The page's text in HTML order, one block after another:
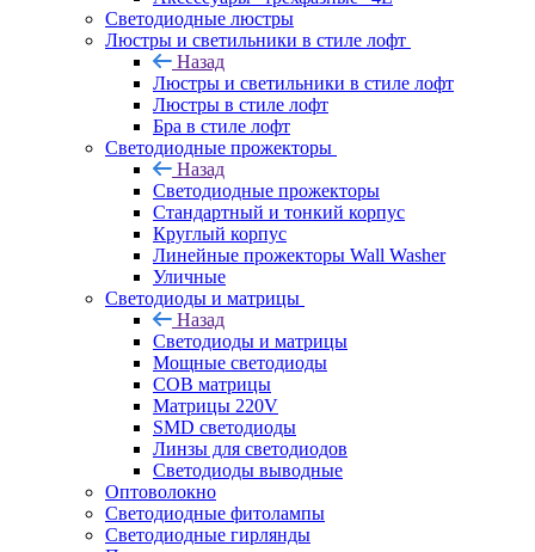
Светодиодные люстры
Люстры и светильники в стиле лофт
Назад
Люстры и светильники в стиле лофт
Люстры в стиле лофт
Бра в стиле лофт
Светодиодные прожекторы
Назад
Светодиодные прожекторы
Стандартный и тонкий корпус
Круглый корпус
Линейные прожекторы Wall Washer
Уличные
Светодиоды и матрицы
Назад
Светодиоды и матрицы
Мощные светодиоды
COB матрицы
Матрицы 220V
SMD светодиоды
Линзы для светодиодов
Светодиоды выводные
Оптоволокно
Светодиодные фитолампы
Светодиодные гирлянды